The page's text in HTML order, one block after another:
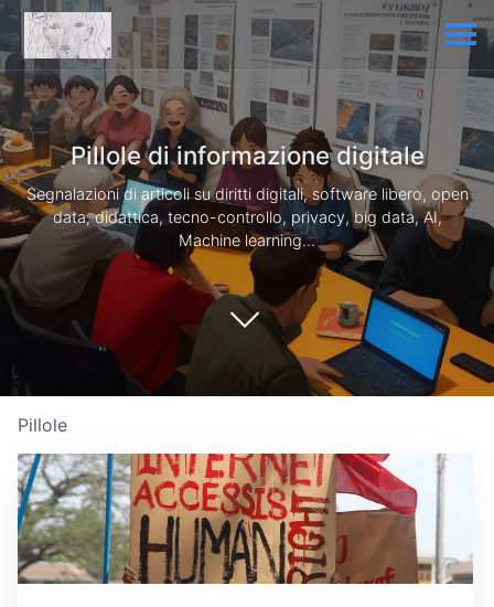
Pillole di informazione digitale
Segnalazioni di articoli su diritti digitali, software libero, open
data, didattica, tecno-controllo, privacy, big data, AI,
Machine learning...
Pillole